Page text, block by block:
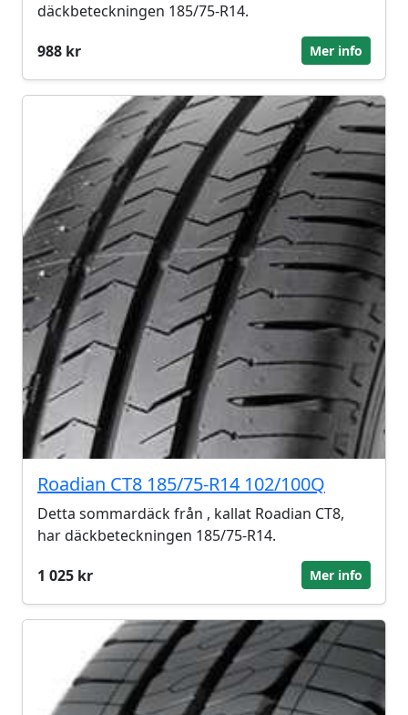
däckbeteckningen 185/75-R14.
988 kr
Mer info
Roadian CT8 185/75-R14 102/100Q
Detta sommardäck från , kallat Roadian CT8,
har däckbeteckningen 185/75-R14.
1 025 kr
Mer info